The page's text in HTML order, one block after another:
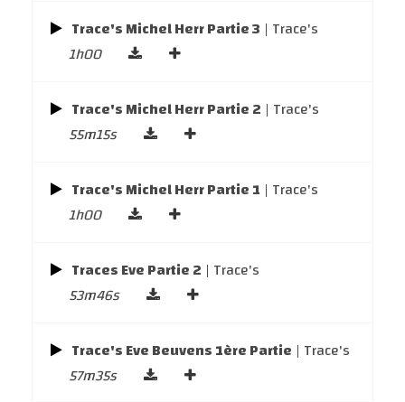
Trace's Michel Herr Partie 3 | Trace's
1h00
Trace's Michel Herr Partie 2 | Trace's
55m15s
Trace's Michel Herr Partie 1 | Trace's
1h00
Traces Eve Partie 2 | Trace's
53m46s
Trace's Eve Beuvens 1ère Partie | Trace's
57m35s